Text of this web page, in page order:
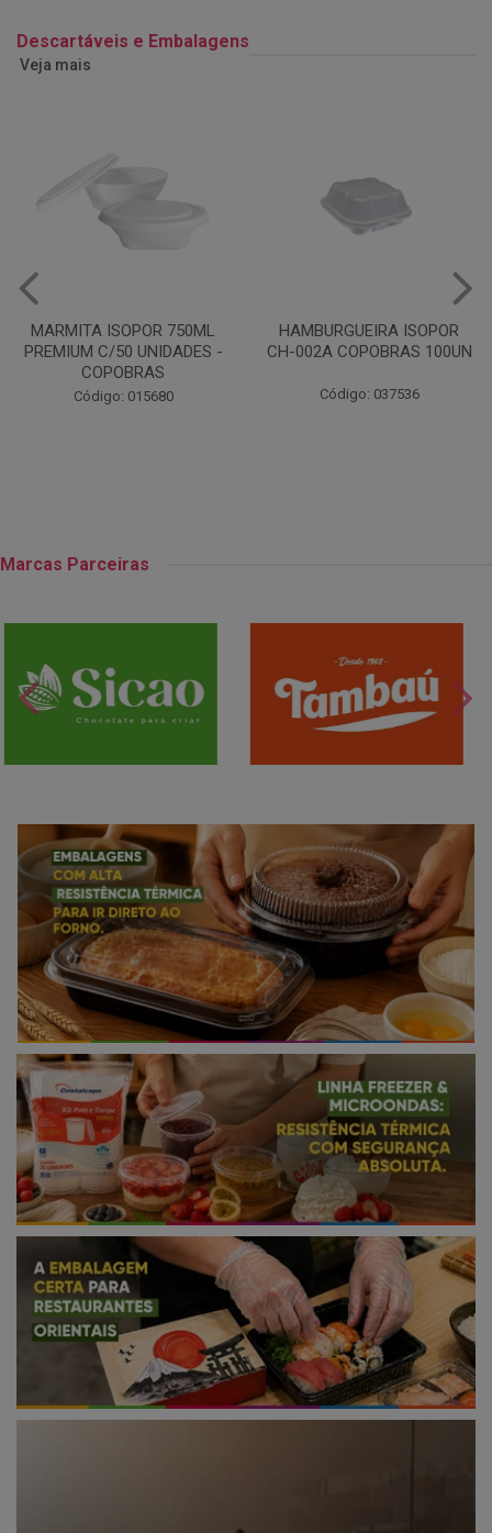
Descartáveis e Embalagens
Veja mais
HAMBURGUEIRA ISOPOR
CH-002A COPOBRAS 100UN
Código: 037536
CAIXA PARDA PIZZA N30
OITAVADA BALUARTE C/10
Código: 001124
Marcas Parceiras